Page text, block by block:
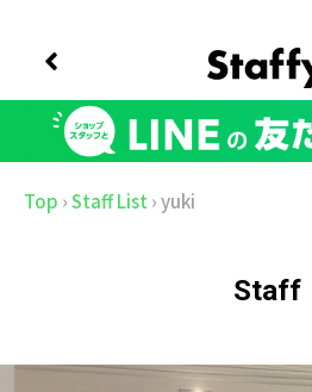
Top ›Staff List ›yuki
Staff